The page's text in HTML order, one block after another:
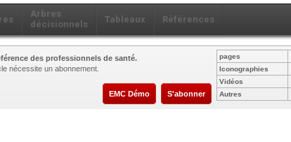
Arbres
décisionnels
Tableaux Références
des professionnels de santé.
nécessite un abonnement.
EMC Démo S'abonner
pages
Iconographies
Vidéos
Autres